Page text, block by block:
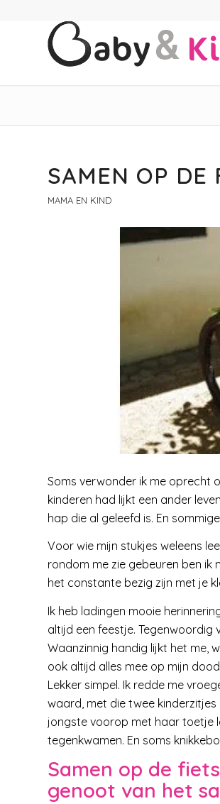
SAMEN OP DE
MAMA EN KIND
Soms verwonder ik me oprecht
kinderen had lijkt een ander
hap die al geleefd is. En
Voor wie mijn stukjes weleens
rondom me zie gebeuren ben ik
het constante bezig zijn met je
Ik heb ladingen mooie
altijd een feestje. Tegenwoordig
Waanzinnig handig lijkt het me,
ook altijd alles mee op mijn
Lekker simpel. Ik redde me
waard, met die twee
jongste voorop met haar toetje
tegenkwamen. En soms
Samen op de
genoot van het